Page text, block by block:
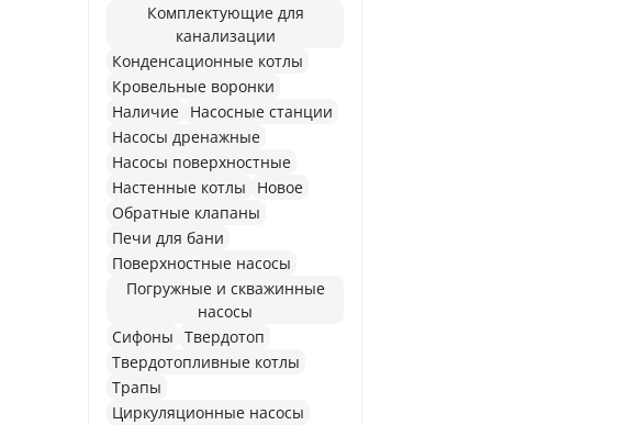
Комплектующие для
канализации
Конденсационные котлы
Кровельные воронки
Наличие Насосные станции
Насосы дренажные
Насосы поверхностные
Настенные котлы
Новое
Обратные клапаны
Печи для бани
Поверхностные насосы
Погружные и скважинные
насосы
Сифоны Твердотоп
Твердотопливные котлы
Трапы
Циркуляционные насосы